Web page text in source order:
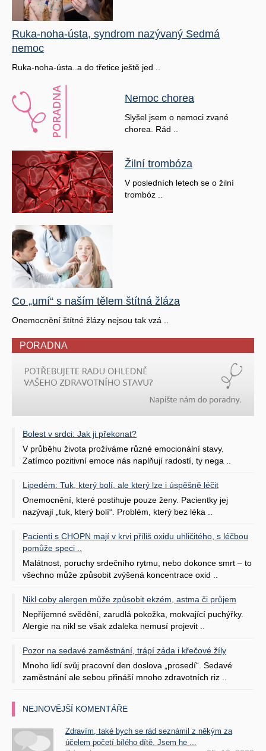
Ruka-noha-ústa, syndrom nazývaný Sedmá
nemoc
Ruka-noha-ústa..a do třetice ještě jed ..
Nemoc chorea
Slyšel jsem o nemoci zvané
chorea. Rád ..
Žilní trombóza
V posledních letech se o žilní
trombóz ..
Co „umí“ s naším tělem štítná žláza
Onemocnění štítné žlázy nejsou tak vzá ..
PORADNA
Bolest v srdci: Jak ji překonat?
V průběhu života prožíváme různé emocionální stavy.
Zatímco pozitivní emoce nás naplňují radostí, ty nega ..
Lipedém: Tuk, který bolí, ale který lze i úspěšně léčit
Onemocnění, které postihuje pouze ženy. Pacientky jej
nazývají „tuk, který bolí“. Problém, který bez léka ..
Pacienti s CHOPN mají v krvi příliš oxidu uhličitého, s léčbou
pomůže speci ..
Malátnost, poruchy srdečního rytmu, nebo dokonce smrt – to
všechno může způsobit zvýšená koncentrace oxid ..
Nikl coby alergen může způsobit ekzém, astma či průjem
Nepříjemné svědění, zarudlá pokožka, mokvající puchýřky.
Alergie na nikl se však zdaleka nemusí projevit ..
Pozor na sedavé zaměstnání, trápí záda i křečové žíly
Mnoho lidí svůj pracovní den doslova „prosedí“. Sedavé
zaměstnání ale sebou přináší mnoho zdravotních riz ..
NEJNOVĚJŠÍ KOMENTÁŘE
Zdravím, také bych se rád seznámil z někým za
účelem početí bílého dítě. Jsem he ...